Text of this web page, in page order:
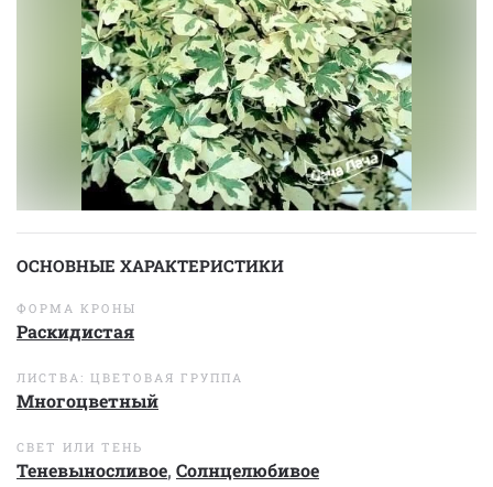
ОСНОВНЫЕ ХАРАКТЕРИСТИКИ
ФОРМА КРОНЫ
Раскидистая
ЛИСТВА: ЦВЕТОВАЯ ГРУППА
Многоцветный
СВЕТ ИЛИ ТЕНЬ
Теневыносливое, Солнцелюбивое